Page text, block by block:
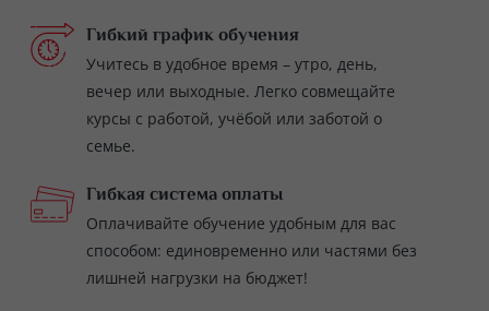
Гибкий график обучения
Учитесь в удобное время – утро, день,
вечер или выходные. Легко совмещайте
курсы с работой, учёбой или заботой о
семье.
Гибкая система оплаты
Оплачивайте обучение удобным для вас
способом: единовременно или частями без
лишней нагрузки на бюджет!